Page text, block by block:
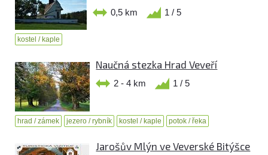
0,5 km 1 / 5
kostel / kaple
Naučná stezka Hrad Veveří
2 - 4 km 1 / 5
hrad / zámek jezero / rybník kostel / kaple potok / řeka
Jarošův Mlýn ve Veverské Bitýšce